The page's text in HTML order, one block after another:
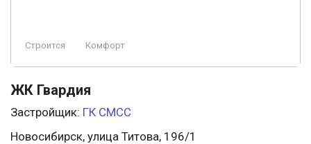
Заморожен Ландшафтный дизайн
Строится Комфорт
ЖК Гвардия
Застройщик: ГК СМСС
Новосибирск, улица Титова, 196/1